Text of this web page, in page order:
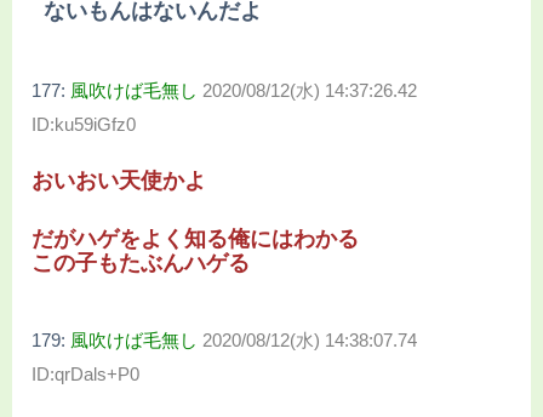
ないもんはないんだよ
177: 風吹けば毛無し 2020/08/12(水) 14:37:26.42
ID:ku59iGfz0
おいおい天使かよ
だがハゲをよく知る俺にはわかる
この子もたぶんハゲる
179: 風吹けば毛無し 2020/08/12(水) 14:38:07.74
ID:qrDals+P0